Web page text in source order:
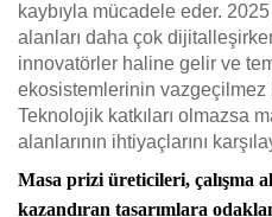
kaybıyla mücadele eder.
alanları daha çok
innovatörler haline gelir ve
ekosistemlerinin
Teknolojik katkıları olmazsa
alanlarının ihtiyaçlarını
Masa prizi üreticileri, çalışma
kazandıran tasarımlara